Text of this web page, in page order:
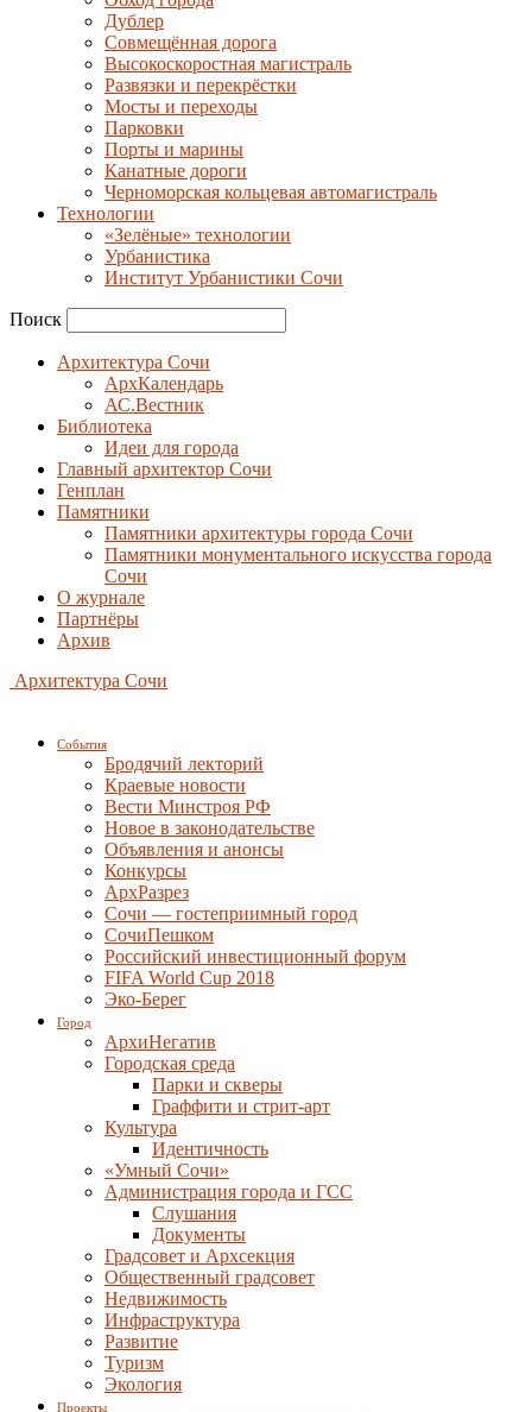
Дублер
Совмещённая дорога
Высокоскоростная магистраль
Развязки и перекрёстки
Мосты и переходы
Парковки
Порты и марины
Канатные дороги
Черноморская кольцевая автомагистраль
Технологии
«Зелёные» технологии
Урбанистика
Институт Урбанистики Сочи
Поиск
Архитектура Сочи
АрхКалендарь
АС.Вестник
Библиотека
Идеи для города
Главный архитектор Сочи
Генплан
Памятники
Памятники архитектуры города Сочи
Памятники монументального искусства города
Сочи
О журнале
Партнёры
Архив
Архитектура Сочи
События
Бродячий лекторий
Краевые новости
Вести Минстроя РФ
Новое в законодательстве
Объявления и анонсы
Конкурсы
АрхРазрез
Сочи — гостеприимный город
СочиПешком
Российский инвестиционный форум
FIFA World Cup 2018
Эко-Берег
Город
АрхиНегатив
Городская среда
Парки и скверы
Граффити и стрит-арт
Культура
Идентичность
«Умный Сочи»
Администрация города и ГСС
Слушания
Документы
Градсовет и Архсекция
Общественный градсовет
Недвижимость
Инфраструктура
Развитие
Туризм
Экология
Проекты